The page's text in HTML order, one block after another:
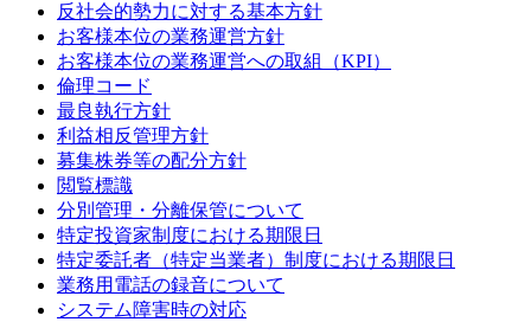
反社会的勢力に対する基本方針
お客様本位の業務運営方針
お客様本位の業務運営への取組（KPI）
倫理コード
最良執行方針
利益相反管理方針
募集株券等の配分方針
閲覧標識
分別管理・分離保管について
特定投資家制度における期限日
特定委託者（特定当業者）制度における期限日
業務用電話の録音について
システム障害時の対応